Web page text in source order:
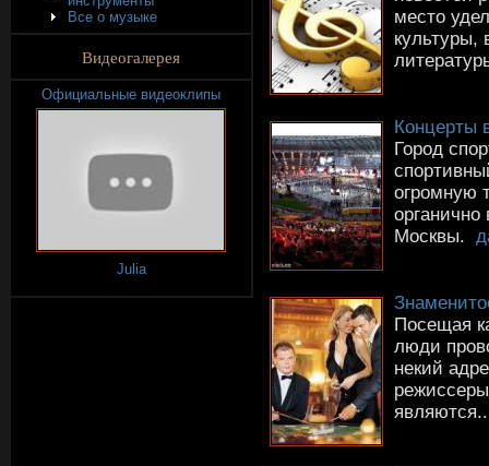
Все о музыке
Видеогалерея
Официальные видеоклипы
Julia
место
культуры,
Концерты
Город
огромную
органично
Москвы.
Посещая
люди
некий